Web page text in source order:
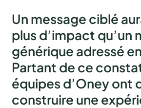
Un message ciblé
plus d’impact qu’un
générique adressé
Partant de ce
équipes d’Oney ont
construire une